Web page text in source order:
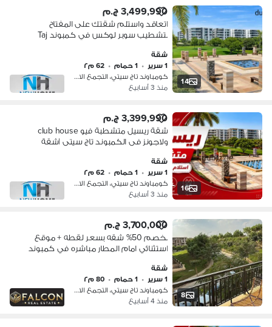
14
3,499,990 ج.م
اتعاقد واستلم شقتك على المفتاح
بتشطيب سوبر لوكس في كمبوند Taj
ميفيدا
شقة
1 سرير
• 1 حمام • 62 م٢
كومباوند تاج سيتي، التجمع الاول
منذ 3 أسابيع
16
3,399,990 ج.م
شقة ريسيل متشطبة فيو club house
ولاجونز فى الكمبوند تاج سيتى |شقة
شقة
1 سرير
• 1 حمام • 62 م٢
كومباوند تاج سيتي، التجمع الاول
منذ 3 أسابيع
8
3,700,000 ج.م
بخصم 50% شقه بسعر لقطه + موقع
استثنائي امام المطار مباشره في كمبوند
من مدينه نصر و مصر الجديده
شقة
1 سرير
• 1 حمام • 80 م٢
كومباوند تاج سيتي، التجمع الاول
منذ 4 أسابيع